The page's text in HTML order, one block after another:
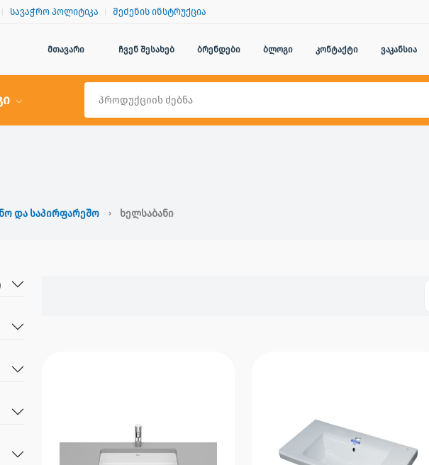
სავაჭრო პოლიტიკა შეძენის ინსტრუქცია
მთავარი ჩვენ შესახებ ბრენდები ბლოგი კონტაქტი ვაკანსია
Და Საპირფარეშო Ხელსაბანი